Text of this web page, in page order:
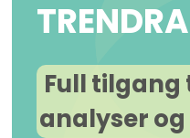
Full tilgang
analyser